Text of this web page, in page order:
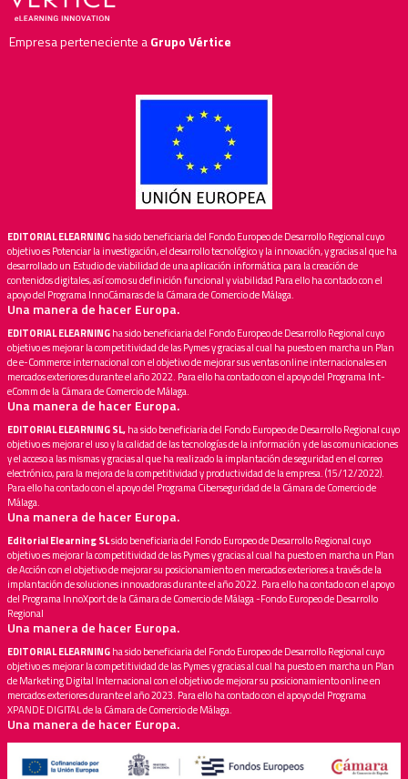
Empresa perteneciente aGrupo Vértice
EDITORIAL ELEARNINGha sido beneficiaria del Fondo Europeo de Desarrollo Regional cuyo
objetivo es Potenciar la investigación, el desarrollo tecnológico y la innovación, y gracias al que ha
desarrollado un Estudio de viabilidad de una aplicación informática para la creación de
contenidos digitales, así como su definición funcional y viabilidad Para ello ha contado con el
apoyo del Programa InnoCámaras de la Cámara de Comercio de Málaga.
Una manera de hacer Europa.
EDITORIAL ELEARNINGha sido beneficiaria del Fondo Europeo de Desarrollo Regional cuyo
objetivo es mejorar la competitividad de las Pymes y gracias al cual ha puesto en marcha un Plan
de e-Commerce internacional con el objetivo de mejorar sus ventas online internacionales en
mercados exteriores durante el año 2022. Para ello ha contado con el apoyo del Programa Int-
eComm de la Cámara de Comercio de Málaga.
Una manera de hacer Europa.
EDITORIAL ELEARNING SL,ha sido beneficiaria del Fondo Europeo de Desarrollo Regional cuyo
objetivo es mejorar el uso y la calidad de las tecnologías de la información y de las comunicaciones
y el acceso a las mismas y gracias al que ha realizado la implantación de seguridad en el correo
electrónico, para la mejora de la competitividad y productividad de la empresa. (15/12/2022).
Para ello ha contado con el apoyo del Programa Ciberseguridad de la Cámara de Comercio de
Málaga.
Una manera de hacer Europa.
Editorial Elearning SLsido beneficiaria del Fondo Europeo de Desarrollo Regional cuyo
objetivo es mejorar la competitividad de las Pymes y gracias al cual ha puesto en marcha un Plan
de Acción con el objetivo de mejorar su posicionamiento en mercados exteriores a través de la
implantación de soluciones innovadoras durante el año 2022. Para ello ha contado con el apoyo
del Programa InnoXport de la Cámara de Comercio de Málaga -Fondo Europeo de Desarrollo
Regional
Una manera de hacer Europa.
EDITORIAL ELEARNINGha sido beneficiaria del Fondo Europeo de Desarrollo Regional cuyo
objetivo es mejorar la competitividad de las Pymes y gracias al cual ha puesto en marcha un Plan
de Marketing Digital Internacional con el objetivo de mejorar su posicionamiento online en
mercados exteriores durante el año 2023. Para ello ha contado con el apoyo del Programa
XPANDE DIGITAL de la Cámara de Comercio de Málaga.
Una manera de hacer Europa.